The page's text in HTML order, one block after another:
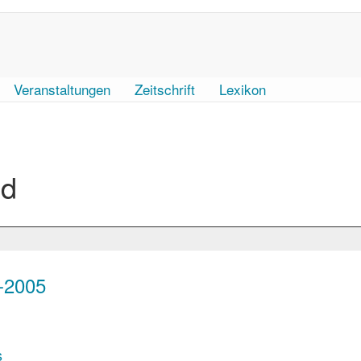
Veranstaltungen Zeitschrift Lexikon